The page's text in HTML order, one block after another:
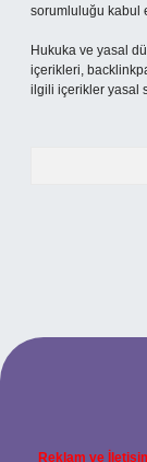
sorumluluğu kabul
Hukuka ve yasal
içerikleri,
ilgili içerikler yasal
Reklam ve